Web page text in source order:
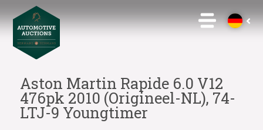
Aston Martin Rapide 6.0 V12
476pk 2010 (Origineel-NL), 74-
LTJ-9 Youngtimer